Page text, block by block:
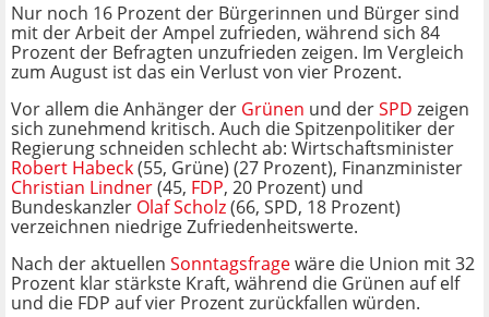
Nur noch 16 Prozent der Bürgerinnen und Bürger sind
mit der Arbeit der Ampel zufrieden, während sich 84
Prozent der Befragten unzufrieden zeigen. Im Vergleich
zum August ist das ein Verlust von vier Prozent.
Vor allem die Anhänger der Grünen und derSPD zeigen
sich zunehmend kritisch. Auch die Spitzenpolitiker der
Regierung schneiden schlecht ab: Wirtschaftsminister
Robert Habeck(55, Grüne) (27 Prozent), Finanzminister
Christian Lindner(45, FDP, 20 Prozent) und
Bundeskanzler Olaf Scholz(66, SPD, 18 Prozent)
verzeichnen niedrige Zufriedenheitswerte.
Nach der aktuellen Sonntagsfragewäre die Union mit 32
Prozent klar stärkste Kraft, während die Grünen auf elf
und die FDP auf vier Prozent zurückfallen würden.